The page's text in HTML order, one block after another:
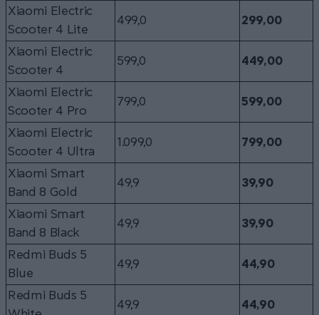
Xiaomi Electric
Scooter 4 Lite
499,0 299,00
Xiaomi Electric
Scooter 4
599,0 449,00
Xiaomi Electric
Scooter 4 Pro
799,0 599,00
Xiaomi Electric
Scooter 4 Ultra
1.099,0 799,00
Xiaomi Smart
Band 8 Gold
49,9 39,90
Xiaomi Smart
Band 8 Black
49,9 39,90
Redmi Buds 5
Blue
49,9 44,90
Redmi Buds 5
49,9 44,90